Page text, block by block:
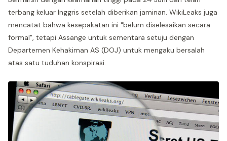
terbang keluar Inggris setelah diberikan jaminan. WikiLeaks juga
mencatat bahwa kesepakatan ini "belum diselesaikan secara
formal", tetapi Assange untuk sementara setuju dengan
Departemen Kehakiman AS (DOJ) untuk mengaku bersalah
atas satu tuduhan konspirasi.